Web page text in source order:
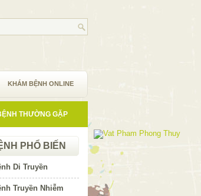
KHÁM BỆNH ONLINE
THƯỜNG GẶP
PHỔ BIẾN
Di Truyền
Truyền Nhiễm